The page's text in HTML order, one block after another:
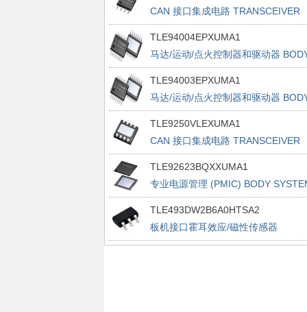
CAN 接口集成电路 TRANSCEIVER
TLE94004EPXUMA1
马达/运动/点火控制器和驱动器
BRIDGES
TLE94003EPXUMA1
马达/运动/点火控制器和驱动器
BRIDGES
TLE9250VLEXUMA1
CAN 接口集成电路 TRANSCEIVER
TLE92623BQXXUMA1
专业电源管理 (PMIC) BODY
ICS
TLE493DW2B6A0HTSA2
板机接口霍耳效应/磁性传感器
POSITION&CURRENT SENSORS